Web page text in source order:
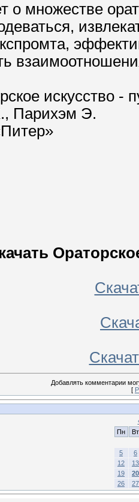
о множестве
искусство -
Парихэм Э.
Добавлять комментарии
[
Пн
Вт
5
6
12
13
19
20
26
27